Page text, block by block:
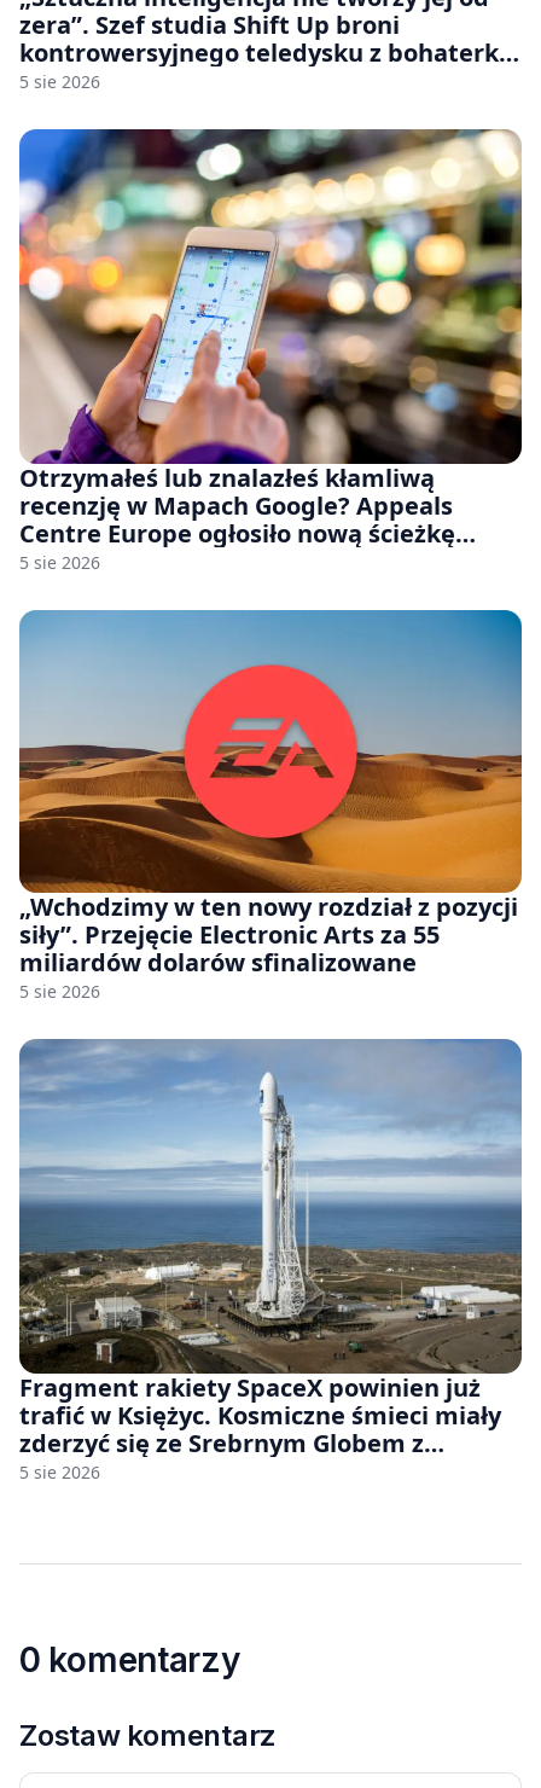
zera”. Szef studia Shift Up broni
kontrowersyjnego teledysku z bohaterką
Stellar Blade: Blood Rain
5 sie 2026
Otrzymałeś lub znalazłeś kłamliwą
recenzję w Mapach Google? Appeals
Centre Europe ogłosiło nową ścieżkę
odwoławczą dla firm i konsumentów
5 sie 2026
„Wchodzimy w ten nowy rozdział z pozycji
siły”. Przejęcie Electronic Arts za 55
miliardów dolarów sfinalizowane
5 sie 2026
Fragment rakiety SpaceX powinien już
trafić w Księżyc. Kosmiczne śmieci miały
zderzyć się ze Srebrnym Globem z
prędkością 8690 km/h
5 sie 2026
0 komentarzy
Zostaw komentarz